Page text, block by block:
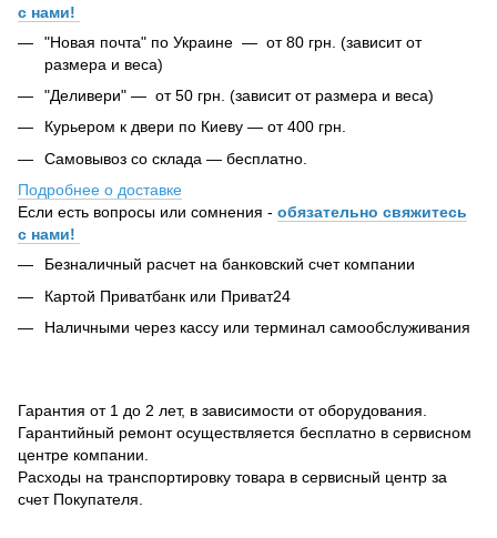
с нами!
"Новая почта" по Украине — от 80 грн. (зависит от
размера и веса)
"Деливери" — от 50 грн. (зависит от размера и веса)
Курьером к двери по Киеву — от 400 грн.
Самовывоз со склада — бесплатно.
Подробнее о доставке
Если есть вопросы или сомнения - обязательно свяжитесь
с нами!
Безналичный расчет на банковский счет компании
Картой Приватбанк или Приват24
Наличными через кассу или терминал самообслуживания
Гарантия от 1 до 2 лет, в зависимости от оборудования.
Гарантийный ремонт осуществляется бесплатно в сервисном
центре компании.
Расходы на транспортировку товара в сервисный центр за
счет Покупателя.